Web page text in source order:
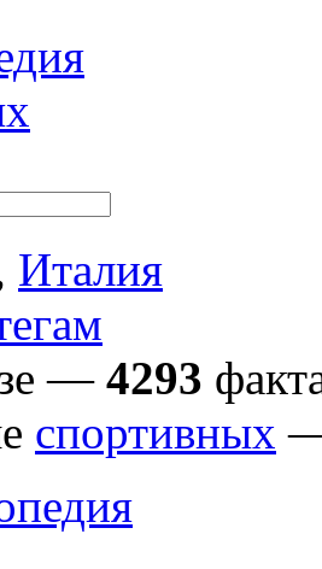
Италия
— 4293
спортивных